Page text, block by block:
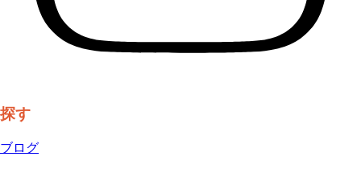
探す
ブログ